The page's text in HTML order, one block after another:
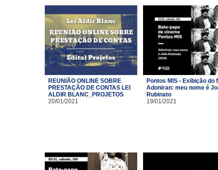
REUNIÃO ONLINE SOBRE
PRESTAÇÃO DE CONTAS LEI
ALDIR BLANC_PROJETOS
20/01/2021
Pontos MIS - Exibição do
Adoniran: meu nome é
Rubinato
19/01/2021